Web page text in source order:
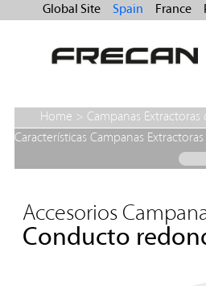
Global Site Spain France
Home > Campanas Extractoras
Campanas>
Características Campanas
Accesorios
Conducto